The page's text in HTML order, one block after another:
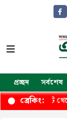
প্রচ্ছদ সর্বশেষ
ব্রেকিং:
ছাড়া পকেট থেকে